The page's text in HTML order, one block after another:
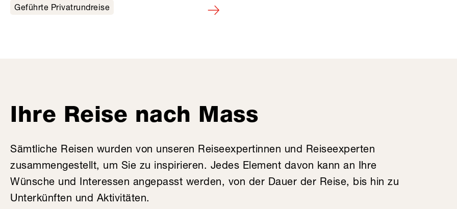
Geführte Privatrundreise
Ihre Reise nach Mass
Sämtliche Reisen wurden von unseren Reiseexpertinnen und Reiseexperten
zusammengestellt, um Sie zu inspirieren. Jedes Element davon kann an Ihre
Wünsche und Interessen angepasst werden, von der Dauer der Reise, bis hin zu
Unterkünften und Aktivitäten.